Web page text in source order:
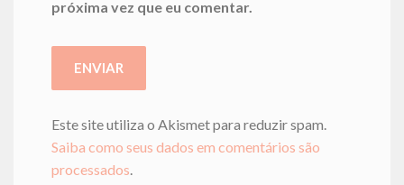
próxima vez que eu comentar.
Este site utiliza o Akismet para reduzir spam.
Saiba como seus dados em comentários são
processados.